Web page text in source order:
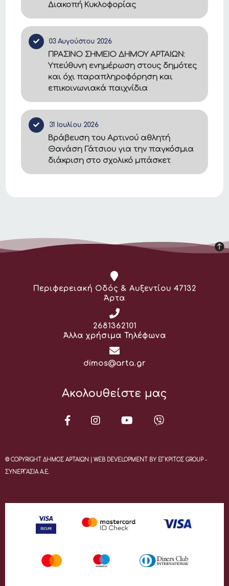
Διακοπή Κυκλοφορίας
03 Αυγούστου 2026
ΠΡΑΣΙΝΟ ΣΗΜΕΙΟ ΔΗΜΟΥ ΑΡΤΑΙΩΝ:
Υπεύθυνη ενημέρωση στους δημότες
και όχι παραπληροφόρηση και
επικοινωνιακά παιχνίδια
31 Ιουλίου 2026
Βράβευση του Αρτινού αθλητή
Θανάση Γάτσιου για την παγκόσμια
διάκριση στο σχολικό μπάσκετ
Διεύθυνση:
Περιφερειακή Οδός & Αυξεντίου 47132
Άρτα
Τηλέφωνο:
2681362101
Άλλα χρήσιμα Τηλέφωνα
Email:
dimos@arta.gr
Ακολουθείστε μας
© COPYRIGHT ΔΗΜΟΣ ΑΡΤΑΙΩΝ | WEB DEVELOPMENT BY ΕΓΚΡΙΤΟΣ GROUP -
ΣΥΝΕΡΓΑΣΙΑ Α.Ε.